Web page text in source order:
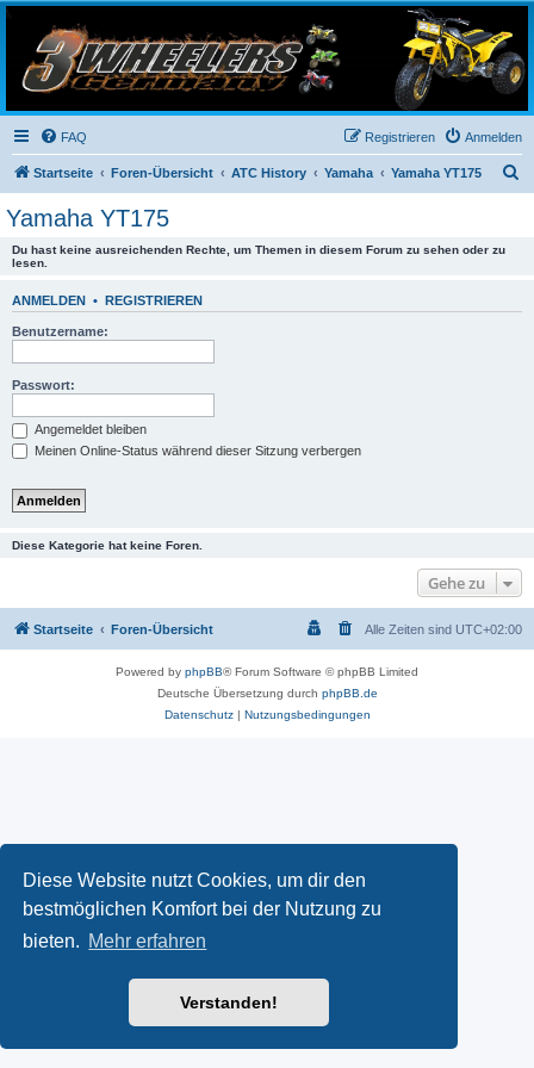
Diese Website nutzt Cookies, um dir den
bestmöglichen Komfort bei der Nutzung zu
bieten. Mehr erfahren
Verstanden!
3-Wheelers Germany
Honda, Yamaha, Kawasaki Trike
FAQ Anmelden
Registrieren
Startseite Foren-Übersicht ATC History Yamaha Yamaha YT175
Yamaha YT175
Du hast keine ausreichenden Rechte, um Themen in diesem Forum zu sehen oder zu
lesen.
ANMELDEN • REGISTRIEREN
Benutzername:
Passwort:
Angemeldet bleiben
Meinen Online-Status während dieser Sitzung verbergen
Diese Kategorie hat keine Foren.
Gehe zu
Startseite Foren-Übersicht Alle Zeiten sind UTC+02:00
Powered by phpBB® Forum Software © phpBB Limited
Deutsche Übersetzung durch phpBB.de
Datenschutz | Nutzungsbedingungen